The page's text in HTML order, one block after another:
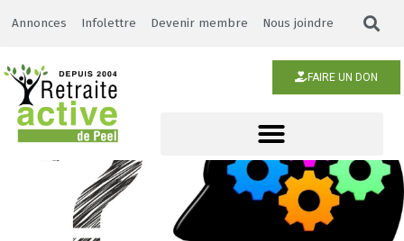
Annonces Infolettre Devenir membre Nous joindre
FAIRE UN DON